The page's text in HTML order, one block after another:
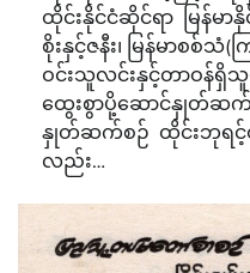
ထိုင်းနိုင်ငံဆိုင်ရာ မြန်မ
စိုးနှင့်ဇနီး၊ မြန်မာစစ်သံ
ဝင်းသူလင်းနှင့်တာဝန်ရှိသူ
ထွေးစွာပို့ဆောင်နှုတ်ဆ
နှုတ်ဆက်စဉ် ထိုင်းဘုရင့်
လည်း…